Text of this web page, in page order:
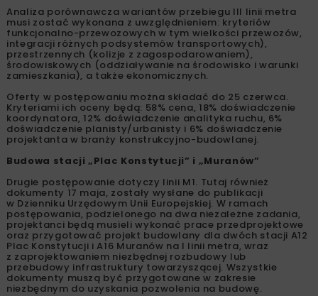
Analiza porównawcza wariantów przebiegu III linii metra
musi zostać wykonana z uwzględnieniem: kryteriów
funkcjonalno-przewozowych w tym wielkości przewozów,
integracji różnych podsystemów transportowych),
przestrzennych (kolizje z zagospodarowaniem),
środowiskowych (oddziaływanie na środowisko i warunki
zamieszkania), a także ekonomicznych.
Oferty w postępowaniu można składać do 25 czerwca.
Kryteriami ich oceny będą: 58% cena, 18% doświadczenie
koordynatora, 12% doświadczenie analityka ruchu, 6%
doświadczenie planisty/urbanisty i 6% doświadczenie
projektanta w branży konstrukcyjno-budowlanej.
Budowa stacji „Plac Konstytucji” i „Muranów”
Drugie postępowanie dotyczy linii M1. Tutaj również
dokumenty 17 maja, zostały wysłane do publikacji
w Dzienniku Urzędowym Unii Europejskiej. W ramach
postępowania, podzielonego na dwa niezależne zadania,
projektanci będą musieli wykonać prace przedprojektowe
oraz przygotować projekt budowlany dla dwóch stacji A12
Plac Konstytucji i A16 Muranów na I linii metra, wraz
z zaprojektowaniem niezbędnej rozbudowy lub
przebudowy infrastruktury towarzyszącej. Wszystkie
dokumenty muszą być przygotowane w zakresie
niezbędnym do uzyskania pozwolenia na budowę.